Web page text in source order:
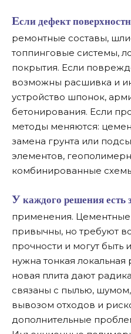
Если дефект поверхностный, применяются
ремонтные составы,
топпинговые системы,
покрытия. Если
возможны расшивка и
устройство шпонок,
бетонирования. Если
методы меняются:
замена грунта или
элементов,
комбинированные
У каждого решения есть зона рационального
применения.
привычны, но требуют
прочности и могут быть
нужна тонкая
новая плита дают
связаны с пылью,
вывозом отходов и
дополнительные